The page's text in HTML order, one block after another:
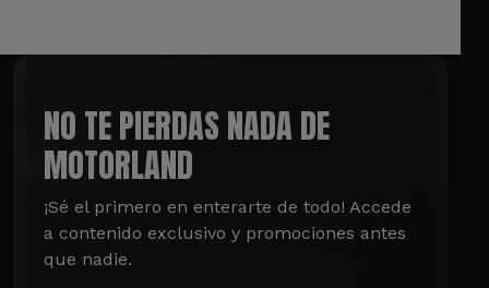
NO TE PIERDAS NADA DE
MOTORLAND
¡Sé el primero en enterarte de todo! Accede
a contenido exclusivo y promociones antes
que nadie.